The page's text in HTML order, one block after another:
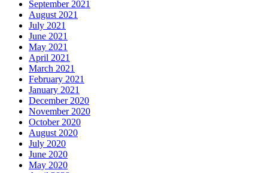
September 2021
August 2021
July 2021
June 2021
May 2021
April 2021
March 2021
February 2021
January 2021
December 2020
November 2020
October 2020
August 2020
July 2020
June 2020
May 2020